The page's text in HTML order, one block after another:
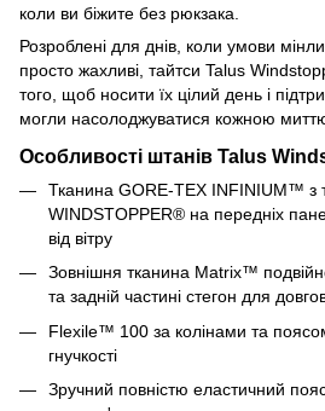
коли ви біжите без рюкзака.
Розроблені для днів, коли умови
просто жахливі, тайтси Talus
того, щоб носити їх цілий день і
могли насолоджуватися кожною
Особливості штанів Talus
Тканина GORE-TEX INFINIUM™ з
WINDSTOPPER® на передніх
від вітру
Зовнішня тканина Matrix™
та задній частині стегон для
Flexile™ 100 за колінами та
гнучкості
Зручний повністю еластичний